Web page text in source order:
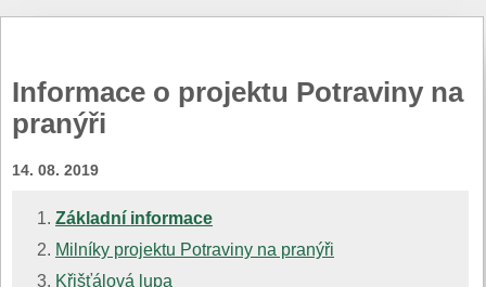
Informace o projektu Potraviny na
pranýři
14. 08. 2019
Základní informace
Milníky projektu Potraviny na pranýři
Křišťálová lupa